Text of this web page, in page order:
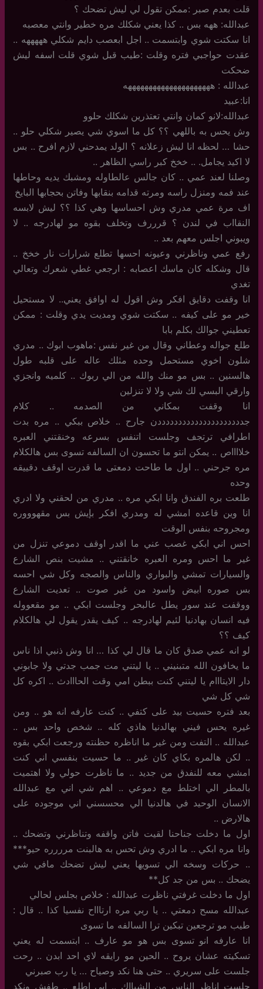
قلت بعدم صبر :ممكن تقول لي ليش تضحك ؟
عبدالله: ههه بس .. كذا يعني شكلك مره خطير وانتي معصبه
انا سكتت شوي وابتسمت .. اجل ابعصب دايم شكلي هههههه ..
عقدت حواجبي فتره وقلت :طيب قبل شوي قلت اسفه ليش
ضحكت
عبدالله : هههههههههههههههههههههه
انا:عبيد
عبدالله:لانو كمان وانتي تعتذرين شكلك حلوو
وش يحس به باللهي ؟؟ كل ما اسوي شي يصير شكلي حلو ..
حشا … لحظه انا ليش زعلانه ؟ الولد يمدحني لازم افرح .. بس
لا اكيد يجامل. .. خخخ كبر راسي الظاهر ..
وصلنا لعند عمي .. كان جالس عالطاوله ومشبك يديه وحاطها
عند فمه ومنزل راسه ومرته قدامه بنقابها وفاتن بحجابها البايخ
اف مرة عمي مدري وش احساسها وهي كذا ؟؟ ليش لابسه
النقااب في لندن ؟ قرررف وتخلف بقوه مو لهادرجه .. لا
ويبوني اجلس معهم بعد ..
رفع عمي وناظرني وعيونه احسها تطلع شرارات نار خخخ ..
قال وشكله كان ماسك اعصابه : ارجعي غطي شعرك وتعالي
تغدي
انا وقفت دقايق افكر وش اقول له اوافق يعني.. لا مستحيل
خير مو على كيفه .. سكتت شوي ومديت يدي وقلت : ممكن
تعطيني جوالك بكلم بابا
طلع جواله وعطاني وقال من غير نفس :ماهوب ابوك .. مدري
شلون اخوي مستحمل وحده مثلك عاله على قلبه طول
هالسنين .. بس مو منك والله من الي ربوك .. كلميه وانجزي
وارقي البسي لك شي ولا لا تنزلين
انا وقفت بمكاني من الصدمه .. كلام
جدددددددددددددددددددددن جارح .. خلاص ببكي .. مره بدت
اطرافي ترتجف وجلست اتنفس بسرعه وخنقتني العبره
خلااااص .. يمكن انتو ما تحسون ان السالفه تسوى بس هالكلام
مره جرحني .. اول ما طاحت دمعتى ما قدرت اوقف دقييقه
وحده
طلعت بره الفندق وانا ابكي مره .. مدري من لحقني ولا ادري
انا وين قاعده امشي له ومدري افكر بإيش بس مقهوووره
ومجروحه بنفس الوقت
احس اني ابكي غصب عني ما اقدر اوقف دموعي تنزل من
غير ما احس ومره العبره خانقتني .. مشيت بنص الشارع
والسيارات تمشي والبواري والناس والصجه وكل شي احسه
بس صوره ابيض واسود من غير صوت .. تعديت الشارع
ووقفت عند سور يطل عالبحر وجلست ابكي .. مو مقعووله
فيه انسان بهادنيا لئيم لهادرجه .. كيف يقدر يقول لي هالكلام
كيف ؟؟
لو انه عمي صدق كان ما قال لي كذا … انا وش ذنبي اذا ناس
ما يخافون الله متبنيني .. يا ليتني مت جمب جدتي ولا جابوني
دار الايتااام يا ليتني كنت ببطن امي وقت الحااادث .. اكره كل
شي كل شي
بعد فتره حسيت بيد على كتفي .. كنت عارفه انه هو .. ومن
غيره يحس فيني بهالدنيا هاذي كله .. شخص واحد بس ..
عبدالله .. التفت ومن غير ما اناظره حظنته ورجعت ابكي بقوه
.. لكن هالمره بكاي كان غير .. ما حسيت بنفسي اني كنت
امشي معه للنفدق من جديد .. ما ناظرت حولي ولا اهتميت
بالمطر الي اختلط مع دموعي .. اهم شي اني مع عبدالله
الانسان الوحيد في هالدنيا الي محسسني اني موجوده على
هالارض ..
اول ما دخلت جناحنا لقيت فاتن واقفه وتناظرني وتضحك ..
وانا مره ابكي .. ما ادري وش تحس به هالبنت مرررره حيو***
.. حركات وسخه الي تسويها يعني ليش تضحك مافي شي
يضحك .. بس من جد كل**
اول ما دخلت غرفتي ناظرت عبدالله : خلاص بجلس لحالي
عبدالله مسح دمعتي .. يا ربي مره ارتاااح نفسيا كذا .. قال :
طيب مو ترجعين تبكين ترا السالفه ما تسوى
انا عارفه انو تسوى بس هو مو عارف .. ابتسمت له يعني
تسكيته عشان يروح .. الحين مو رايقه لاي احد ابدن .. رحت
جلست على سريري .. حتى هنا نكد وصياح … يا رب صبرني
جلست اناظر الناس من الشبااك .. ابي اطلع .. طفش ونكد